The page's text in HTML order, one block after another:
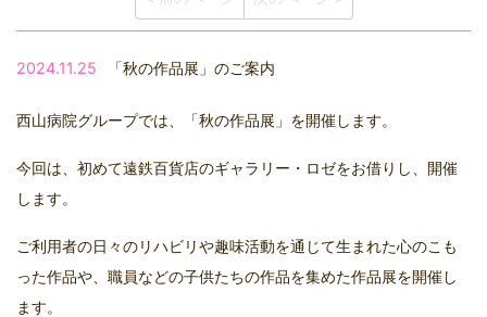
2024.11.25 「秋の作品展」のご案内
西山病院グループでは、「秋の作品展」を開催します。
今回は、初めて遠鉄百貨店のギャラリー・ロゼをお借りし、開催
します。
ご利用者の日々のリハビリや趣味活動を通じて生まれた心のこも
った作品や、職員などの子供たちの作品を集めた作品展を開催し
ます。